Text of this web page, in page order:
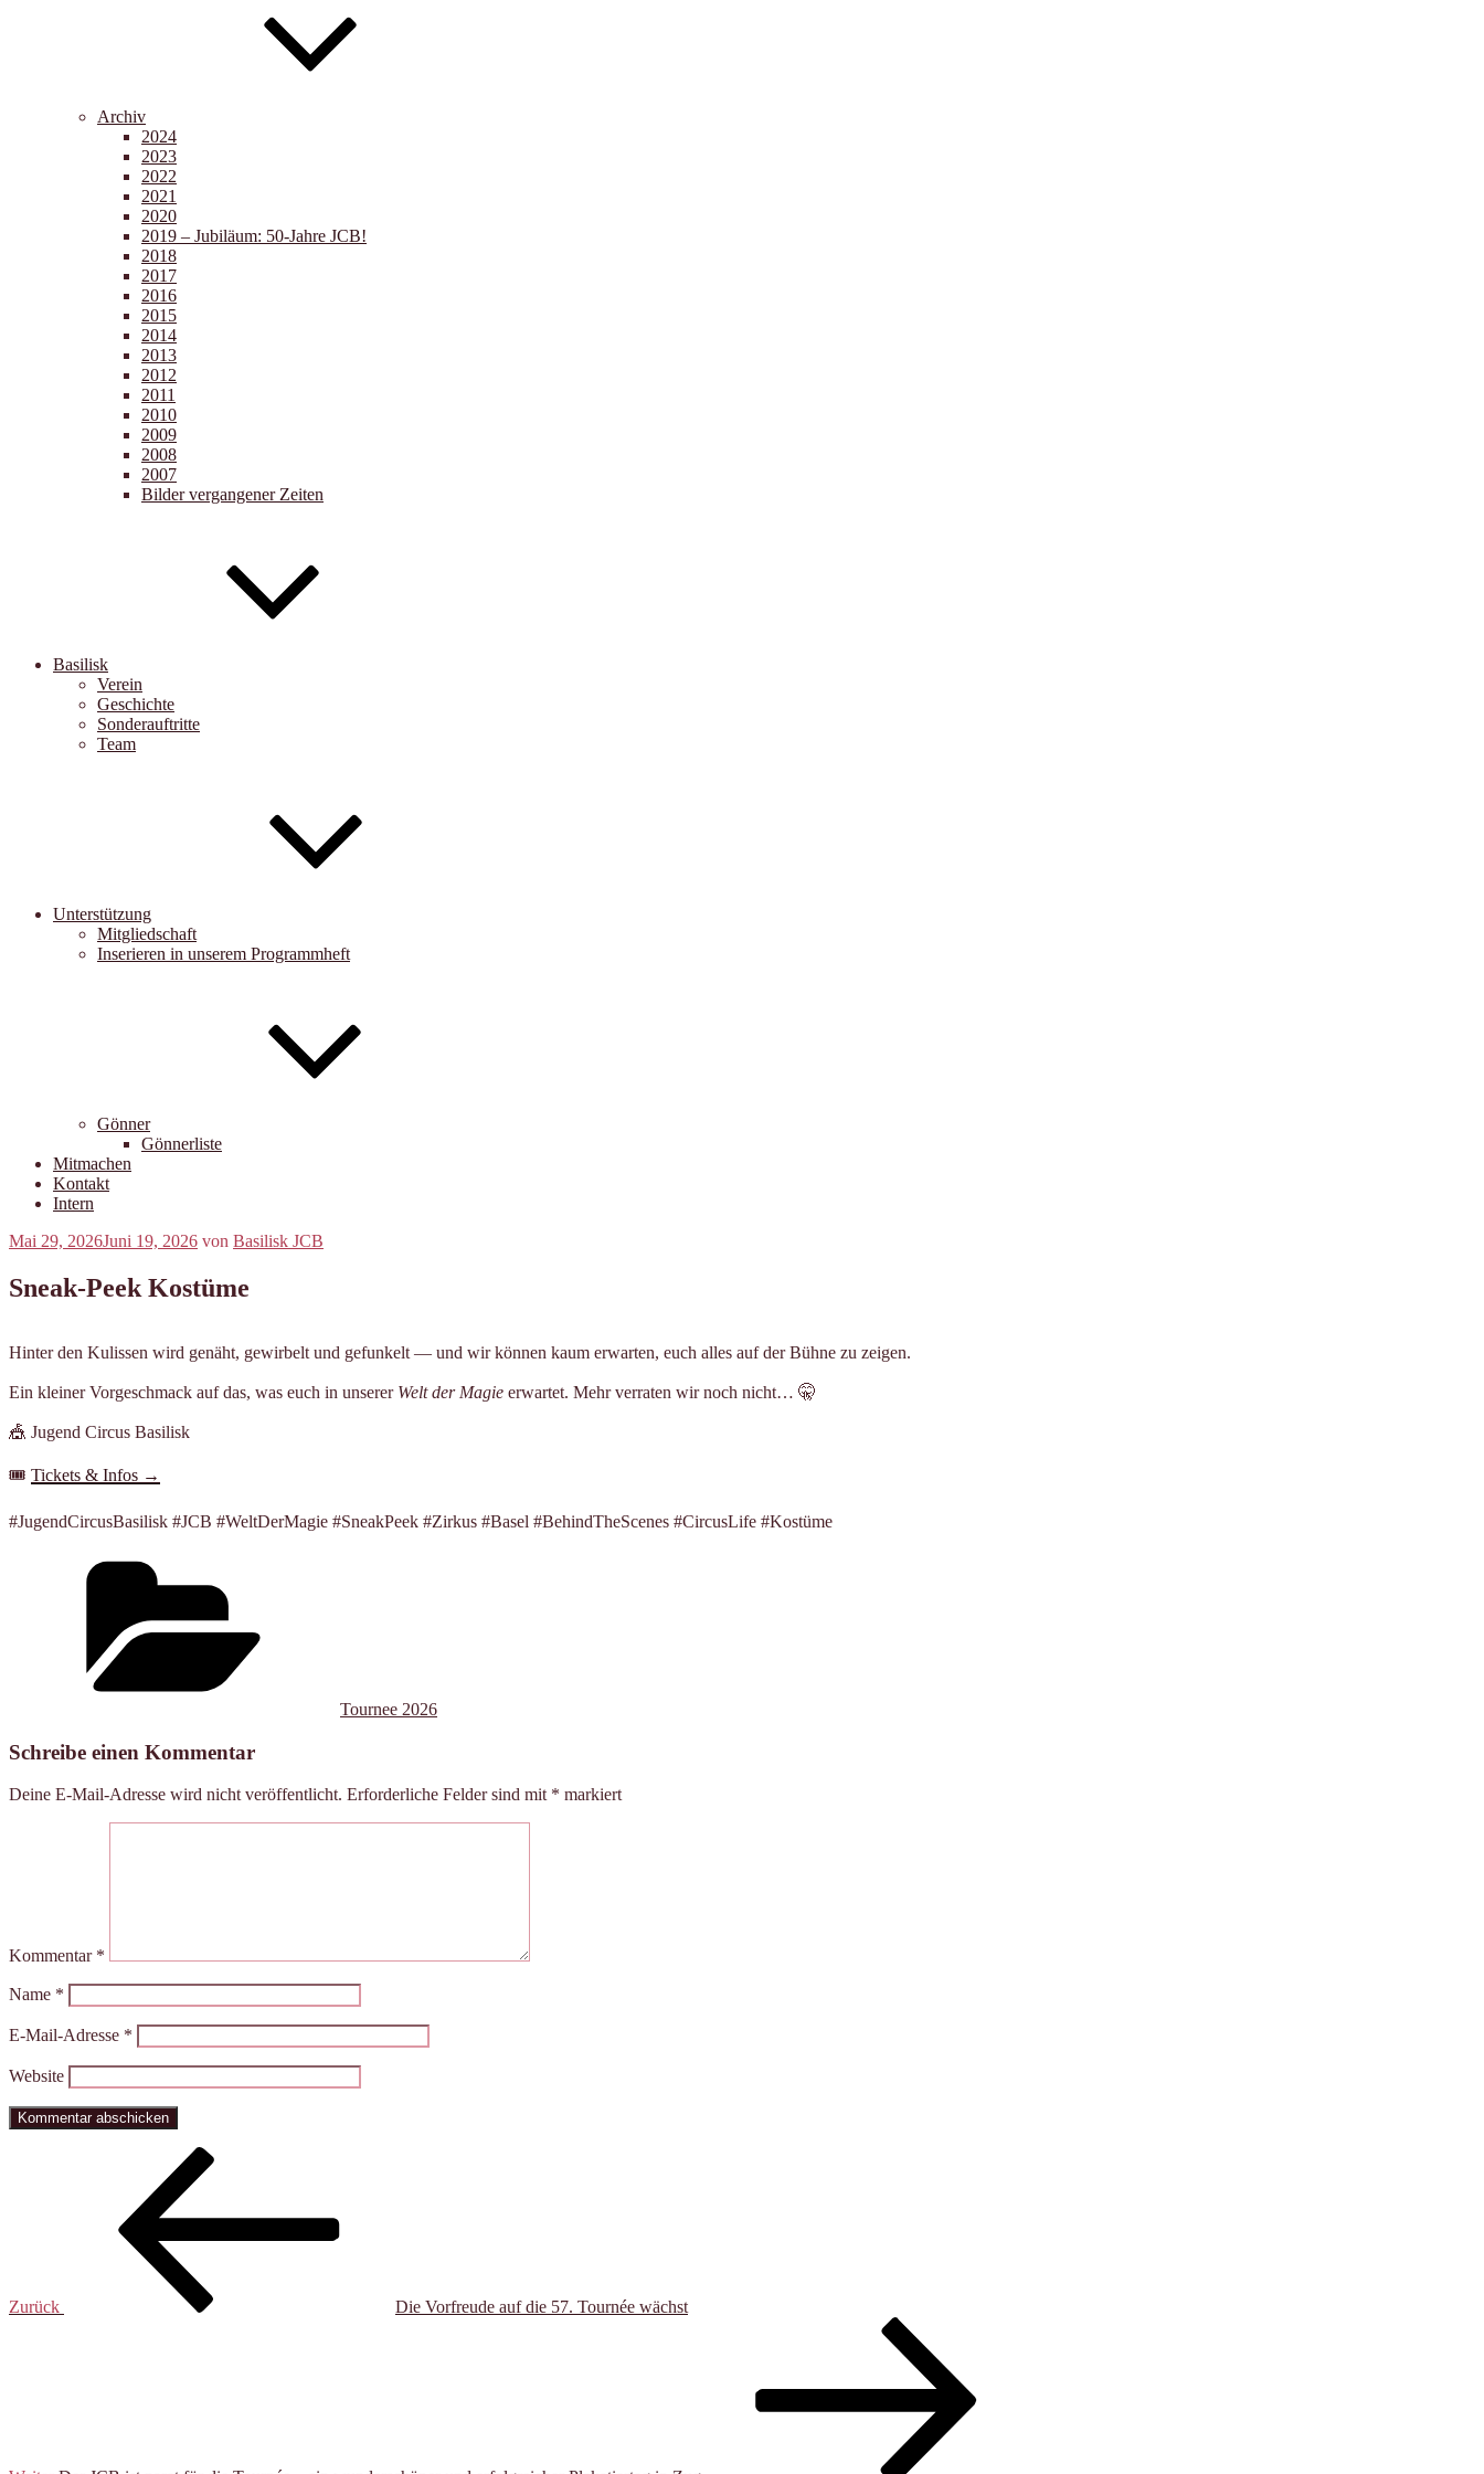
Archiv
2024
2023
2022
2021
2020
2019 – Jubiläum: 50-Jahre JCB!
2018
2017
2016
2015
2014
2013
2012
2011
2010
2009
2008
2007
Bilder vergangener Zeiten
Basilisk
Verein
Geschichte
Sonderauftritte
Team
Unterstützung
Mitgliedschaft
Inserieren in unserem Programmheft
Gönner
Gönnerliste
Mitmachen
Kontakt
Intern
Veröffentlicht
Mai 29, 2026Juni 19, 2026 von Basilisk JCB
Sneak-Peek Kostüme
Hinter den Kulissen wird genäht, gewirbelt und gefunkelt — und wir können kaum erwarten, euch alles auf der Bühne zu zeigen.
Ein kleiner Vorgeschmack auf das, was euch in unserer Welt der Magie erwartet. Mehr verraten wir noch nicht… 🤫
🎪 Jugend Circus Basilisk
🎟️ Tickets & Infos →
#JugendCircusBasilisk #JCB #WeltDerMagie #SneakPeek #Zirkus #Basel #BehindTheScenes #CircusLife #Kostüme
Tournee 2026
Schreibe einen Kommentar
Deine E-Mail-Adresse wird nicht veröffentlicht. Erforderliche Felder sind mit * markiert
Kommentar *
Name *
E-Mail-Adresse *
Website
Beitragsnavigation
Zurück
Die Vorfreude auf die 57. Tournée wächst